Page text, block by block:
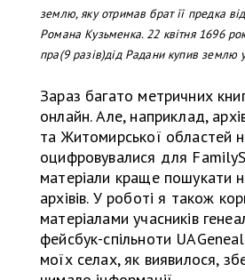
землю, яку отримав брат її предка
Романа Кузьменка. 22 квітня 1696
пра(9 разів)дід Радани купив землю
Зараз багато метричних
онлайн. Але, наприклад,
та Житомирської областей
оцифровувалися для
матеріали краще пошукати
архівів. У роботі я також
матеріалами учасників
фейсбук-спільноти
моїх селах, як виявилося,